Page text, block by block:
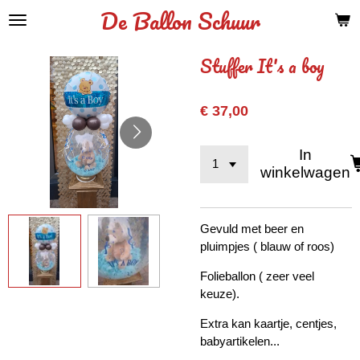
Ga
hoofdinhoud
De Ballon Schuur
Stuffer It's a boy
€ 37,00
In
winkelwagen
Gevuld met beer en
pluimpjes ( blauw of roos)
Folieballon ( zeer veel
keuze).
Extra kan kaartje, centjes,
babyartikelen...